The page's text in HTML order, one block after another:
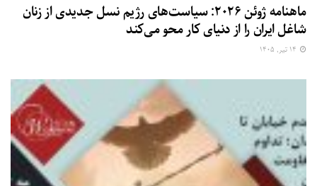
ماهنامه ژوئن ۲۰۲۶: سیاست‌های رژیم نسل جدیدی از زنان
شاغل ایران را از دنیای کار محو می‌کند
۱۴ تیر, ۱۴۰۵